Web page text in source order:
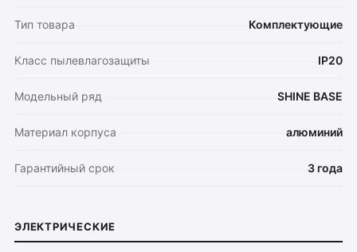
Тип товара Комплектующие
Класс пылевлагозащиты IP20
Модельный ряд SHINE BASE
Материал корпуса алюминий
Гарантийный срок 3 года
ЭЛЕКТРИЧЕСКИЕ